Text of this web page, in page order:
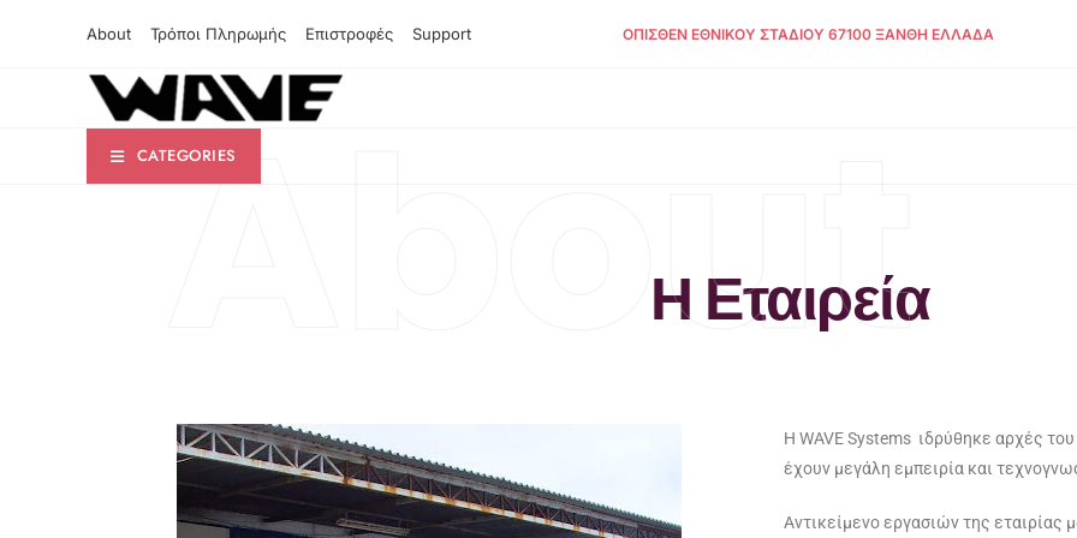
About Τρόποι Πληρωμής Επιστροφές Support ΌΠΙΣΘΕΝ ΕΘΝΙΚΟΎ ΣΤΑΔΊΟΥ 67100 ΞΆΝΘΗ ΕΛΛΆΔΑ
CATEGORIES
Η Εταιρεία
About
Η WAVE Systems ιδρύθηκε αρχές
έχουν μεγάλη εμπειρία και
Αντικείμενο εργασιών της εταιρίας